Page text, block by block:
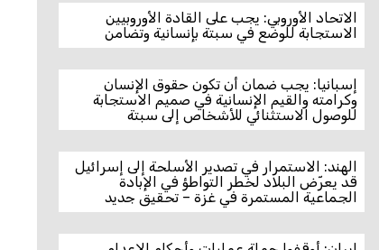
الاتحاد الأوروبي: يجب على القادة الأوروبيين
الاستجابة للوضع في سبتة بإنسانية وتضامن
إسبانيا: يجب ضمان أن تكون حقوق الإنسان
وكرامته والقيم الإنسانية في صميم الاستجابة
للوصول الاستثنائي للأشخاص إلى سبتة
الهند: الاستمرار في تصدير الأسلحة إلى إسرائيل
قد يعرّض البلاد لخطر التواطؤ في الإبادة
الجماعية المستمرة في غزة – تحقيق جديد